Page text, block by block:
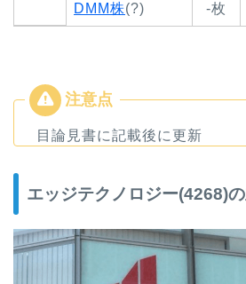
DMM株(?) -枚
目論見書に記載後に更新
エッジテクノロジー(4268)